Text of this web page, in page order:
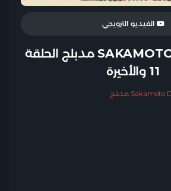
الفيديو الترويجي
انمي SAKAMOTO DAYS مدبلج الحلقة
11 والأخيرة